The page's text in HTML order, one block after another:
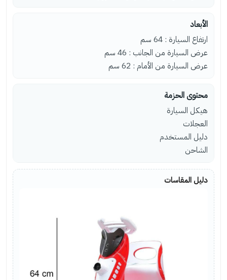
الأبعاد
ارتفاع السيارة : 64 سم
عرض السيارة من الجانب : 46 سم
عرض السيارة من الأمام : 62 سم
محتوى الحزمة
هيكل السيارة
العجلات
دليل المستخدم
الشاحن
دليل المقاسات